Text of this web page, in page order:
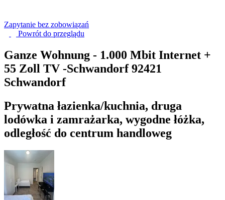
Zapytanie bez zobowiązań
Powrót do przeglądu
Ganze Wohnung - 1.000 Mbit Internet +
55 Zoll TV -Schwandorf92421
Schwandorf
Prywatna łazienka/kuchnia, druga
lodówka i zamrażarka, wygodne łóżka,
odległość do centrum handloweg